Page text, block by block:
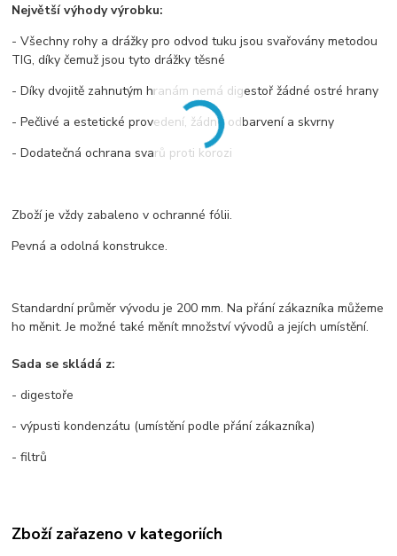
Největší výhody výrobku:
- Všechny rohy a drážky pro odvod tuku jsou svařovány metodou
TIG, díky čemuž jsou tyto drážky těsné
- Díky dvojitě zahnutým hranám nemá digestoř žádné ostré hrany
- Pečlivé a estetické provedení, žádné odbarvení a skvrny
- Dodatečná ochrana svarů proti korozi
Zboží je vždy zabaleno v ochranné fólii.
Pevná a odolná konstrukce.
Standardní průměr vývodu je 200 mm. Na přání zákazníka můžeme
ho měnit. Je možné také měnít množství vývodů a jejích umístění.
Sada se skládá z:
- digestoře
- výpusti kondenzátu (umístění podle přání zákazníka)
- filtrů
Zboží zařazeno v kategoriích